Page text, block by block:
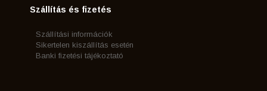
Szállítás és fizetés
Szállítási információk
Sikertelen kiszállítás esetén
Banki fizetési tájékoztató